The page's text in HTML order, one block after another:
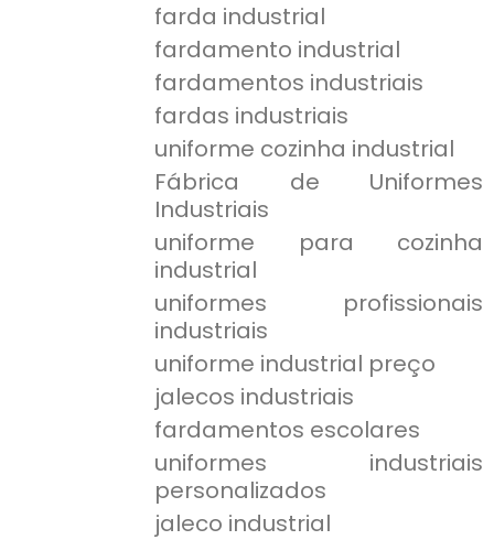
farda industrial
fardamento industrial
fardamentos industriais
fardas industriais
uniforme cozinha industrial
Fábrica de Uniformes
Industriais
uniforme para cozinha
industrial
uniformes profissionais
industriais
uniforme industrial preço
jalecos industriais
fardamentos escolares
uniformes industriais
personalizados
jaleco industrial